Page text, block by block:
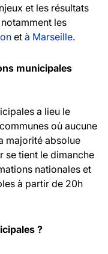
et les résultats
les
et à Marseille.
municipales
a lieu le
où aucune
majorité absolue
se tient le dimanche
nationales et
à partir de 20h
?